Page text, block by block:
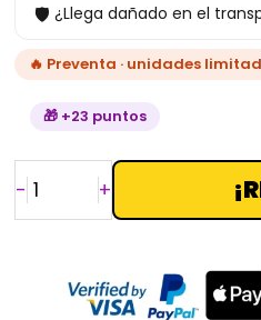
🛡 ¿Llega dañado en el
🔥 Preventa · unidades
🎁 +23 puntos
-
cantidad
+